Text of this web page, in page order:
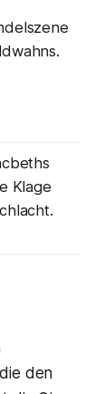
Klage
den